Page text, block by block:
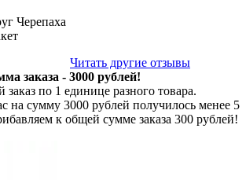
Черепаха
Читать другие отзывы
заказа - 3000 рублей!
по 1 единице разного товара.
на сумму 3000 рублей получилось менее 5
к общей сумме заказа 300 рублей!